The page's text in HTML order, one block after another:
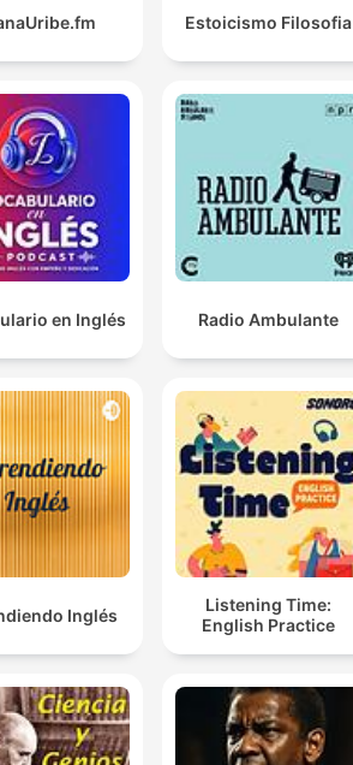
Estoicismo Filosofia
en Inglés Radio Ambulante
Inglés
Listening Time:
English Practice